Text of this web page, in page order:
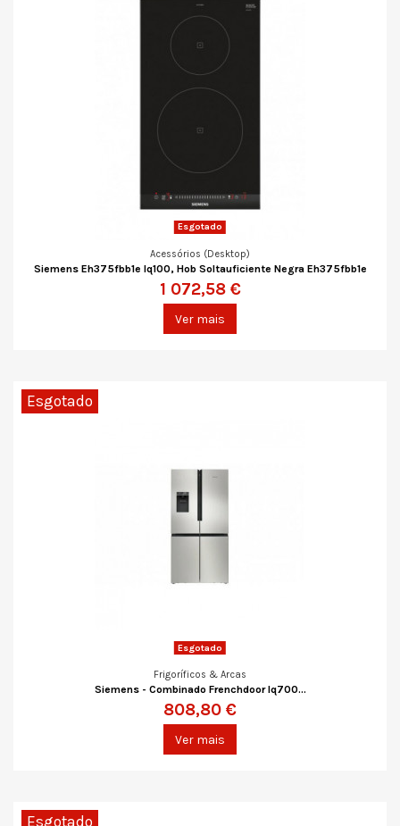
Esgotado
Acessórios (Desktop)
Siemens Eh375fbb1e Iq100, Hob Soltauficiente Negra Eh375fbb1e
1 072,58 €
Ver mais
Esgotado
Esgotado
Frigoríficos & Arcas
Siemens - Combinado Frenchdoor Iq700...
808,80 €
Ver mais
Esgotado